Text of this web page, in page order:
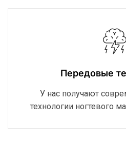
Передовые
У нас получают
технологии ногтевого